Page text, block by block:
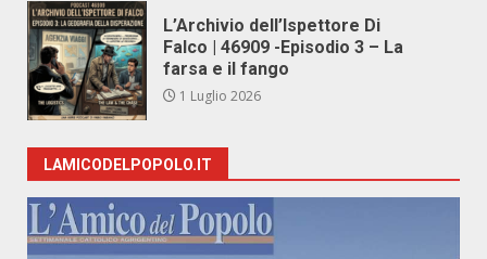
L’Archivio dell’Ispettore Di
Falco | 46909 -Episodio 3 – La
farsa e il fango
1 Luglio 2026
LAMICODELPOPOLO.IT